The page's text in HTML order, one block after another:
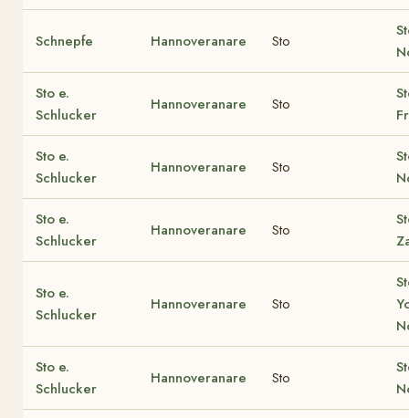
Schnepfe Hannoveranare Sto
Sto e.
Schlucker
Hannoveranare Sto
Sto e.
Schlucker
Hannoveranare Sto
Sto e.
Schlucker
Hannoveranare Sto
Sto e.
Schlucker
Hannoveranare Sto
Sto e.
Schlucker
Hannoveranare Sto